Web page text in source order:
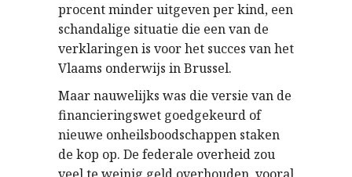
procent minder uitgeven per kind, een
schandalige situatie die een van de
verklaringen is voor het succes van het
Vlaams onderwijs in Brussel.
Maar nauwelijks was die versie van de
financieringswet goedgekeurd of
nieuwe onheilsboodschappen staken
de kop op. De federale overheid zou